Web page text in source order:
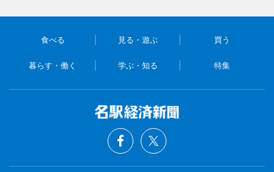
食べる 見る・遊ぶ 買う
暮らす・働く 学ぶ・知る 特集